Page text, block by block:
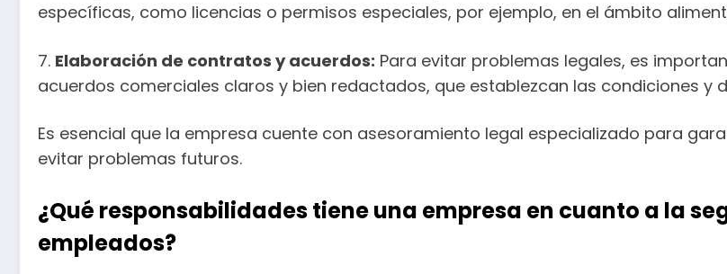
específicas, como licencias o permisos especiales, por ejemplo, en el ámbito
7. Elaboración de contratos y acuerdos: Para evitar problemas legales, es
acuerdos comerciales claros y bien redactados, que establezcan las condiciones y
Es esencial que la empresa cuente con asesoramiento legal especializado para
evitar problemas futuros.
¿Qué responsabilidades tiene una empresa en cuanto a la
empleados?